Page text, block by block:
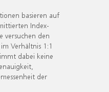
basieren auf
Index-
versuchen den
Verhältnis 1:1
dabei keine
der